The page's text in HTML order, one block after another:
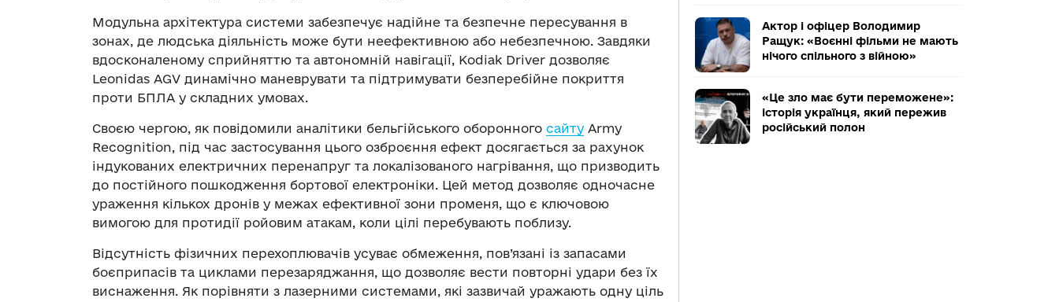
Модульна архітектура системи забезпечує надійне та безпечне пересування в
зонах, де людська діяльність може бути неефективною або небезпечною. Завдяки
вдосконаленому сприйняттю та автономній навігації, Kodiak Driver дозволяє
Leonidas AGV динамічно маневрувати та підтримувати безперебійне покриття
проти БПЛА у складних умовах.
Своєю чергою, як повідомили аналітики бельгійського оборонного сайту Army
Recognition, під час застосування цього озброєння ефект досягається за рахунок
індукованих електричних перенапруг та локалізованого нагрівання, що призводить
до постійного пошкодження бортової електроніки. Цей метод дозволяє одночасне
ураження кількох дронів у межах ефективної зони променя, що є ключовою
вимогою для протидії ройовим атакам, коли цілі перебувають поблизу.
Відсутність фізичних перехоплювачів усуває обмеження, пов’язані із запасами
боєприпасів та циклами перезаряджання, що дозволяє вести повторні удари без їх
виснаження. Як порівняти з лазерними системами, які зазвичай уражають одну ціль
Актор і офіцер Володимир
Ращук: «Воєнні фільми не мають
нічого спільного з війною»
«Це зло має бути переможене»:
історія українця, який пережив
російський полон